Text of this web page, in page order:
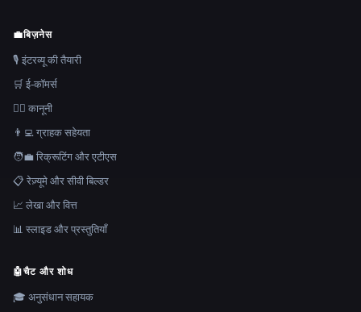
💼बिज़नेस
🎙️ इंटरव्यू की तैयारी
🛒 ई-कॉमर्स
👩‍⚖️ कानूनी
👨‍💻 ग्राहक सहेयता
🧑‍💼 रिक्रूटिंग और एटीएस
📋 रेज़्यूमे और सीवी बिल्डर
📈 लेखा और वित्त
📊 स्लाइड और प्रस्तुतियाँ
🤖चैट और शोध
🎓 अनुसंधान सहायक